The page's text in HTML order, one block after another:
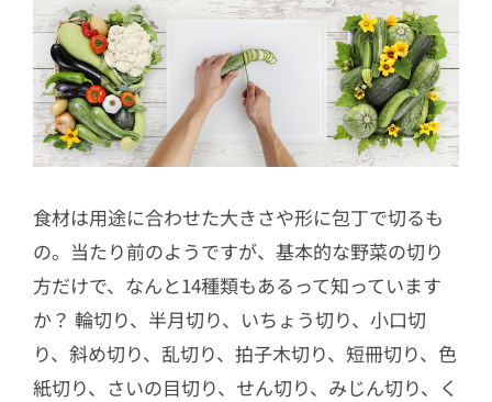
食材は用途に合わせた大きさや形に包丁で切るも
の。当たり前のようですが、基本的な野菜の切り
方だけで、なんと14種類もあるって知っています
か？ 輪切り、半月切り、いちょう切り、小口切
り、斜め切り、乱切り、拍子木切り、短冊切り、色
紙切り、さいの目切り、せん切り、みじん切り、く